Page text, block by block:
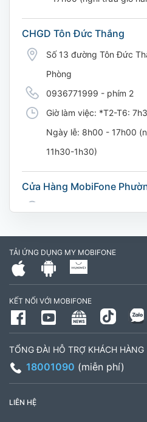
CHGD Tôn Đức Thắng
Số 13 đường Tôn Đức
Phòng
0936771999 - phím 2
Giờ làm việc: *T2-T6:
Ngày lễ: 8h00 - 17h00
11h30-1h30)
Cửa Hàng MobiFone
795497999
Giờ làm việc: Thứ 2 đến
11:00 Chiều 13:30 đến
- 11:30 chiều 13:00 đến
CH 21B Ba La (CH 16 Ba La)
TẢI ỨNG DỤNG MY MOBIFONE
KẾT NỐI VỚI MOBIFONE
TỔNG ĐÀI HỖ TRỢ KHÁCH HÀNG
18001090 (miễn phí)
LIÊN HỆ